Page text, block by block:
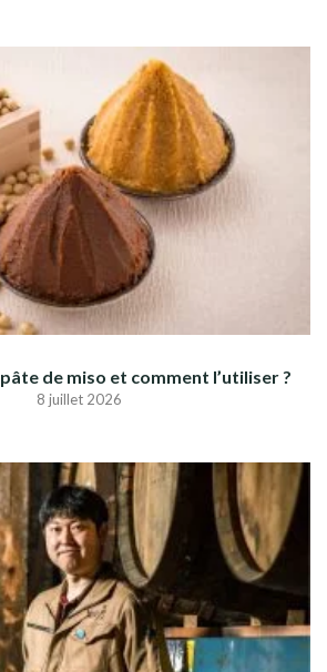
pâte de miso et comment l’utiliser ?
8 juillet 2026